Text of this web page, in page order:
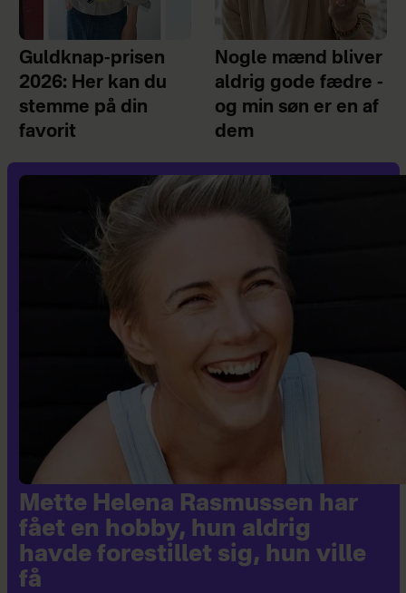
Guldknap-prisen
2026: Her kan du
stemme på din
favorit
Nogle mænd bliver
aldrig gode fædre -
og min søn er en af
dem
Mette Helena Rasmussen har
fået en hobby, hun aldrig
havde forestillet sig, hun ville
få